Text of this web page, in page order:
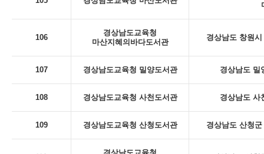
106
경상남도교육청
마산지혜의바다도서관
경상남도 창원
107 경상남도교육청 밀양도서관 경상남도 밀
108 경상남도교육청 사천도서관 경상남도 사
109 경상남도교육청 산청도서관 경상남도 산청